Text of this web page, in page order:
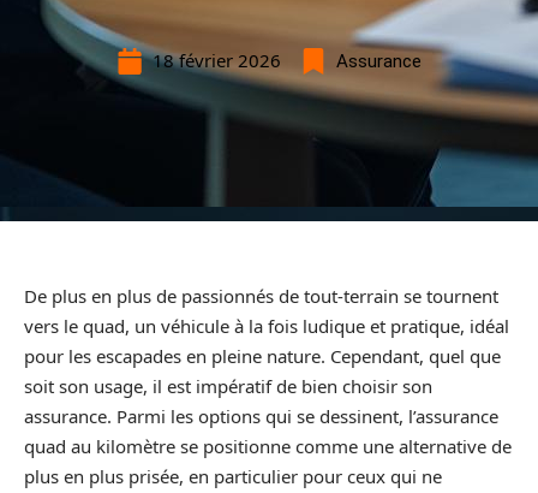
18 février 2026 Assurance
De plus en plus de passionnés de tout-terrain se tournent
vers le quad, un véhicule à la fois ludique et pratique, idéal
pour les escapades en pleine nature. Cependant, quel que
soit son usage, il est impératif de bien choisir son
assurance. Parmi les options qui se dessinent, l’assurance
quad au kilomètre se positionne comme une alternative de
plus en plus prisée, en particulier pour ceux qui ne